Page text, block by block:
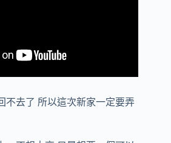
不去了 所以這次新家一定要弄